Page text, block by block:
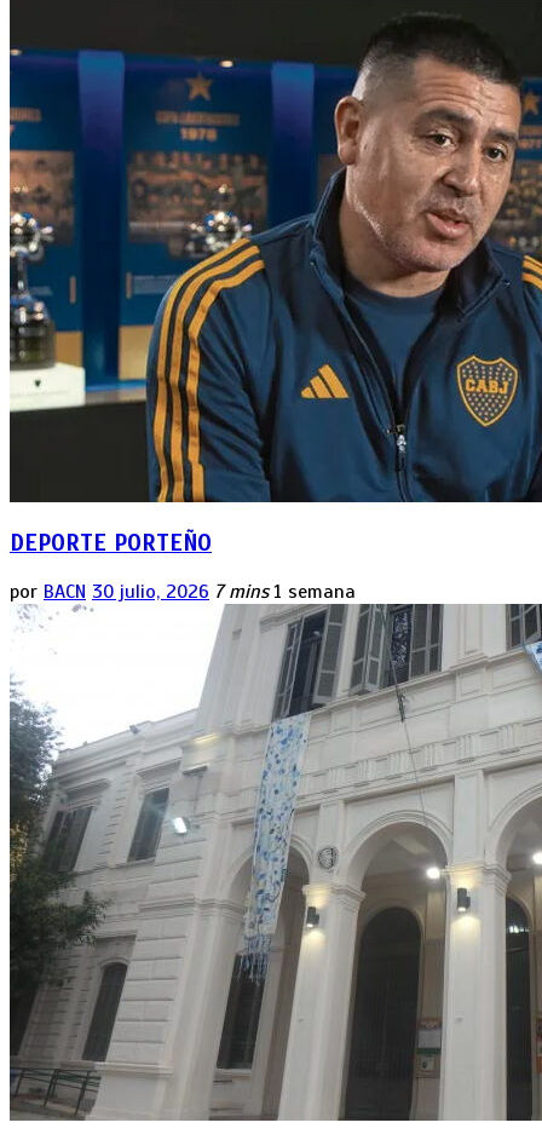
DEPORTE PORTEÑO
por BACN 30 julio, 2026 7 mins 1 semana